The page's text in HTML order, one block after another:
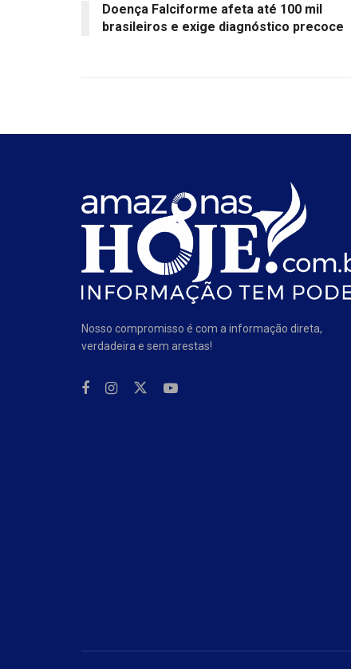
Doença Falciforme afeta até 100 mil
brasileiros e exige diagnóstico precoce
Nosso compromisso é com a informação direta,
verdadeira e sem arestas!